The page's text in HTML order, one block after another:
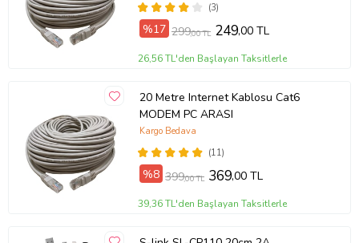
(3)
%17 299,00 TL 249,00 TL
26,56 TL'den Başlayan Taksitlerle
20 Metre Internet Kablosu Cat6
MODEM PC ARASI
(11)
Kargo Bedava
%8 399,00 TL 369,00 TL
39,36 TL'den Başlayan Taksitlerle